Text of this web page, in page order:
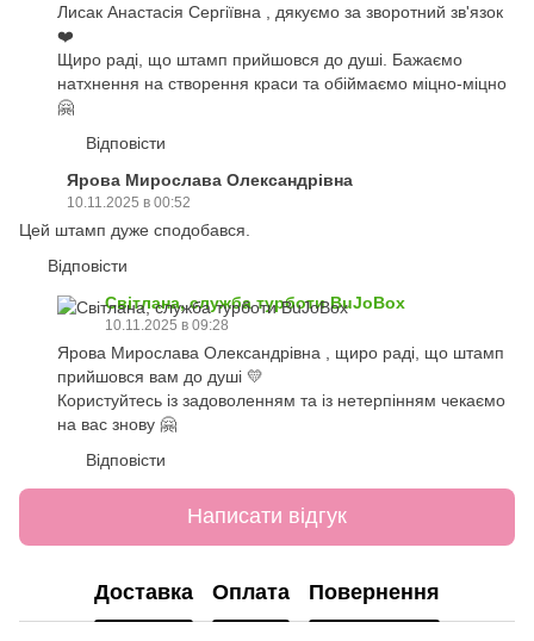
Лисак Анастасія Сергіївна , дякуємо за зворотний зв'язок
❤️
Щиро раді, що штамп прийшовся до душі. Бажаємо
натхнення на створення краси та обіймаємо міцно-міцно
🤗
Відповісти
Ярова Мирослава Олександрівна
10.11.2025 в 00:52
Цей штамп дуже сподобався.
Відповісти
Світлана, служба турботи BuJoBox
10.11.2025 в 09:28
Ярова Мирослава Олександрівна , щиро раді, що штамп
прийшовся вам до душі 💛
Користуйтесь із задоволенням та із нетерпінням чекаємо
на вас знову 🤗
Відповісти
Написати відгук
Доставка Оплата Повернення